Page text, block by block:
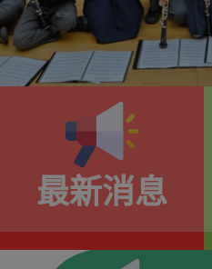
最新消息
2025年9月11日
敬師日